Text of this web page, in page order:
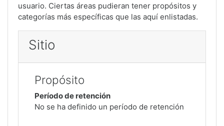
usuario. Ciertas áreas pudieran tener propósitos y
categorías más específicas que las aquí enlistadas.
Sitio
Propósito
Período de retención
No se ha definido un período de retención